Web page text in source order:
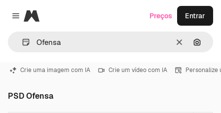
Close menu
Magnific
Limpar
Preços Entrar
Crie uma imagem com IA Crie um vídeo com IA Personalize
PSD Ofensa